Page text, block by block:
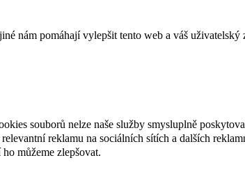
nám pomáhají vylepšit tento web a váš
souborů nelze naše služby smysluplně
reklamu na sociálních sítích a dalších
můžeme zlepšovat.